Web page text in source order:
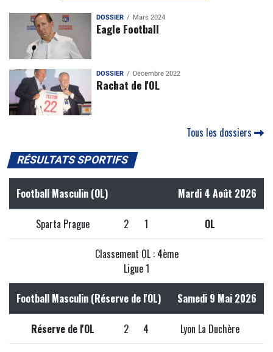
DOSSIER Mars 2024
Eagle Football
DOSSIER Décembre 2022
Rachat de l'OL
Tous les dossiers
RÉSULTATS SPORTIFS
Football Masculin (OL) Mardi 4 Août 2026
Sparta Prague 2 1 OL
Classement OL : 4ème
Ligue 1
Football Masculin (Réserve de l'OL) Samedi 9 Mai 2026
Réserve de l'OL 2 4 Lyon La Duchère